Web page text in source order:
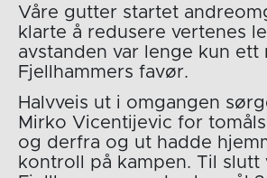
Våre gutter startet
klarte å redusere vertenes
avstanden var lenge kun ett
Fjellhammers favør.
Halvveis ut i omgangen
Mirko Vicentijevic for
og derfra og ut hadde
kontroll på kampen. Til slutt